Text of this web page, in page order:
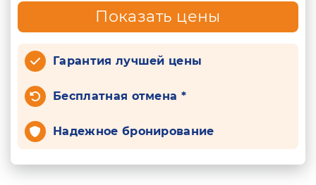
Показать цены
Гарантия лучшей цены
Бесплатная отмена *
Надежное бронирование